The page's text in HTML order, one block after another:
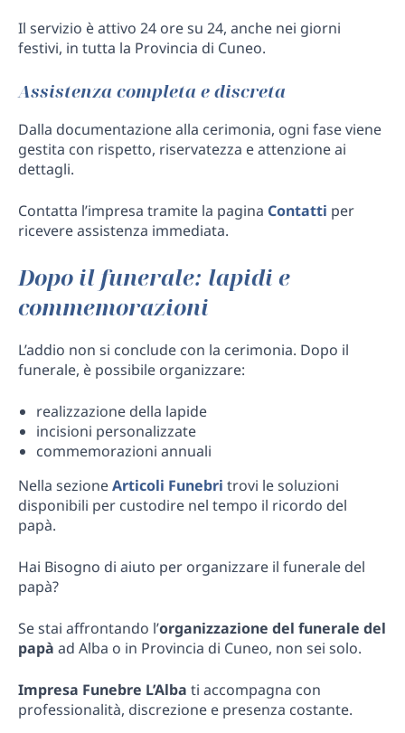
Il servizio è attivo 24 ore su 24, anche nei giorni
festivi, in tutta la Provincia di Cuneo.
Assistenza completa e discreta
Dalla documentazione alla cerimonia, ogni fase viene
gestita con rispetto, riservatezza e attenzione ai
dettagli.
Contatta l’impresa tramite la pagina Contatti per
ricevere assistenza immediata.
Dopo il funerale: lapidi e
commemorazioni
L’addio non si conclude con la cerimonia. Dopo il
funerale, è possibile organizzare:
realizzazione della lapide
incisioni personalizzate
commemorazioni annuali
Nella sezioneArticoli Funebri trovi le soluzioni
disponibili per custodire nel tempo il ricordo del
papà.
Hai Bisogno di aiuto per organizzare il funerale del
papà?
Se stai affrontando l’organizzazione del funerale del
papà ad Alba o in Provincia di Cuneo, non sei solo.
Impresa Funebre L’Alba ti accompagna con
professionalità, discrezione e presenza costante.